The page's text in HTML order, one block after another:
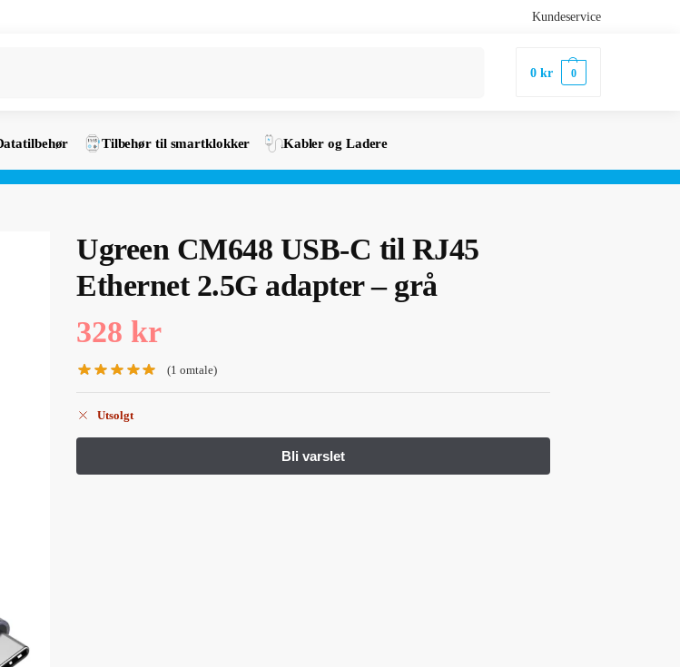
Kundeservice
0kr 0
Tilbehør til smartklokker Kabler og Ladere
Ugreen CM648 USB-C til RJ45
Ethernet 2.5G adapter – grå
328 kr
(1 omtale)
Utsolgt